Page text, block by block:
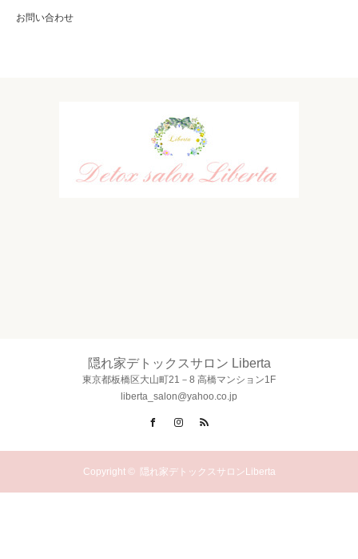
お問い合わせ
隠れ家デトックスサロン Liberta
東京都板橋区大山町21－8 高橋マンション1F
liberta_salon@yahoo.co.jp
FacebookInstagram
Copyright © 隠れ家デトックスサロンLiberta